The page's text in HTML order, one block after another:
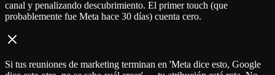
canal y penalizando descubrimiento. El primer touch (que
probablemente fue Meta hace 30 días) cuenta cero.
Si tus reuniones de marketing terminan en 'Meta dice esto, Google